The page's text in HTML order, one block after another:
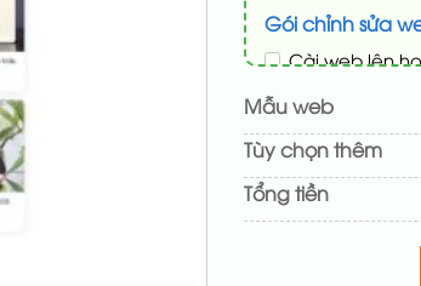
Gói chỉnh sửa
Cài web lên
Thay logo +
Đổi màu chủ
Sửa danh
(+200.000₫)
Thêm các
Mẫu web
Tùy chọn thêm
Tổng tiền